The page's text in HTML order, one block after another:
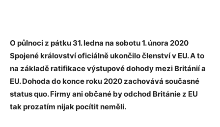
O půlnoci z pátku 31. ledna na sobotu 1. února 2020
Spojené království oficiálně ukončilo členství v EU. A to
na základě ratifikace výstupové dohody mezi Británií a
EU. Dohoda do konce roku 2020 zachovává současné
status quo. Firmy ani občané by odchod Británie z EU
tak prozatím nijak pocítit neměli.